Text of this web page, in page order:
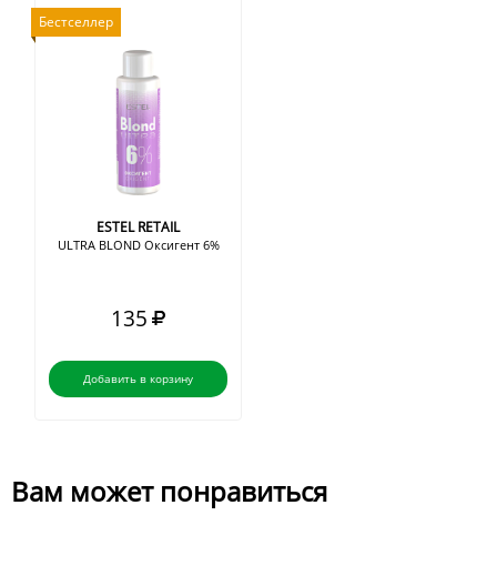
Бестселлер
ESTEL RETAIL
ULTRA BLOND Оксигент 6%
135
Добавить в корзину
Вам может понравиться